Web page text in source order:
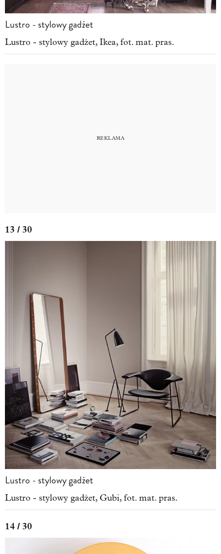
Lustro - stylowy gadżet
Lustro - stylowy gadżet, Ikea, fot. mat. pras.
13 / 30
Lustro - stylowy gadżet
Lustro - stylowy gadżet, Gubi, fot. mat. pras.
14 / 30